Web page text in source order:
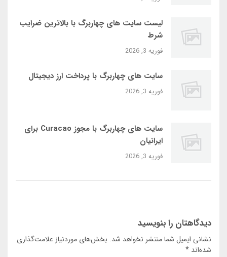
لیست سایت‌ های چهاربرگ با بالاترین ضرایب
شرط
فوریه 3, 2026
سایت‌ های چهاربرگ با پرداخت ارز دیجیتال
فوریه 3, 2026
سایت‌ های چهاربرگ با مجوز Curacao برای
ایرانیان
فوریه 3, 2026
دیدگاهتان را بنویسید
نشانی ایمیل شما منتشر نخواهد شد. بخش‌های موردنیاز علامت‌گذاری
شده‌اند *